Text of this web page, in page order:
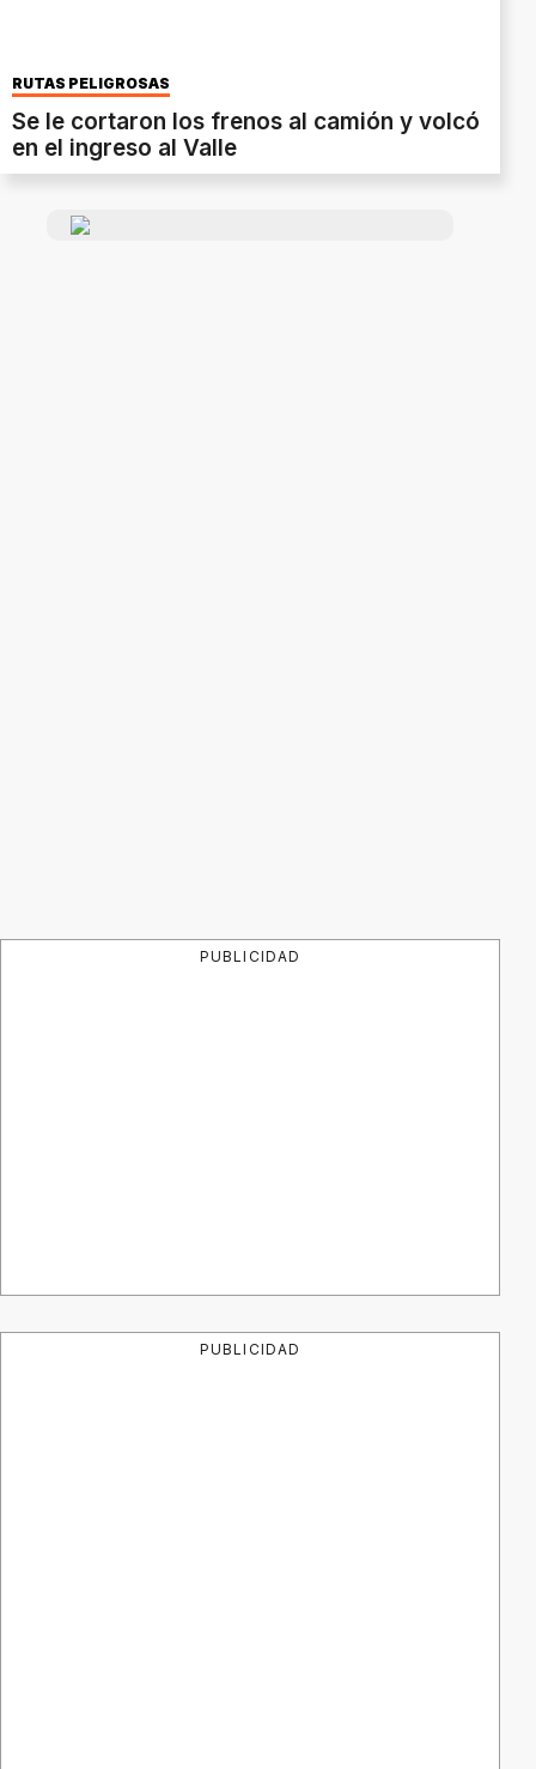
RUTAS PELIGROSAS
Se le cortaron los frenos al camión y volcó
en el ingreso al Valle
PUBLICIDAD
PUBLICIDAD